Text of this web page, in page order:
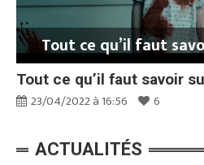
Tout ce qu’il faut
Tout ce qu’il faut savoir
23/04/2022 à 16:56 6
ACTUALITÉS